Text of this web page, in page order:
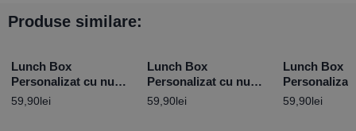
Produse similare:
Lunch Box
Personalizat cu nume
și mesaj – Mickey
59,90lei
Lunch Box
Personalizat cu nume
și mesaj Papa Bun
59,90lei
Lunch Box
Personalizat
și mesaj –
59,90lei